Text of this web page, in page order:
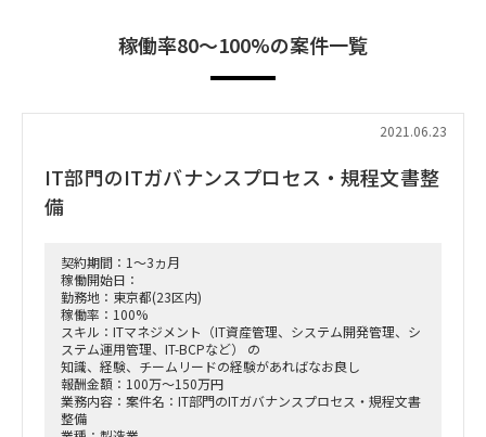
稼働率80〜100%の案件一覧
2021.06.23
IT部門のITガバナンスプロセス・規程文書整
備
契約期間：1～3ヵ月
稼働開始日：
勤務地：東京都(23区内)
稼働率：100%
スキル：ITマネジメント（IT資産管理、システム開発管理、シ
ステム運用管理、IT-BCPなど） の
知識、経験、チームリードの経験があればなお良し
報酬金額：100万～150万円
業務内容：案件名：IT部門のITガバナンスプロセス・規程文書
整備